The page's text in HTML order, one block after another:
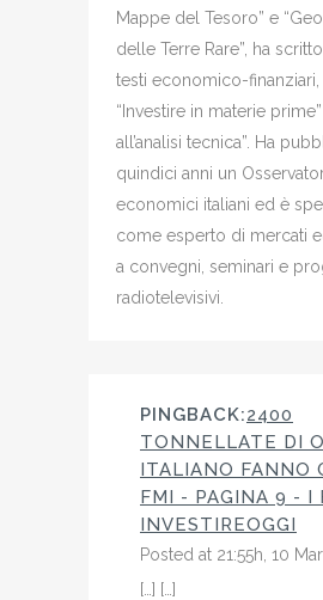
Mappe del Tesoro” e
delle Terre Rare”, ha
testi economico-finanziari,
“Investire in materie
all’analisi tecnica”. Ha
quindici anni un
economici italiani ed è
come esperto di mercati
a convegni, seminari e
radiotelevisivi.
PINGBACK:2400
TONNELLATE DI
ITALIANO FANNO
FMI - PAGINA 9 - I
INVESTIREOGGI
Posted at 21:55h, 10
[…] […]